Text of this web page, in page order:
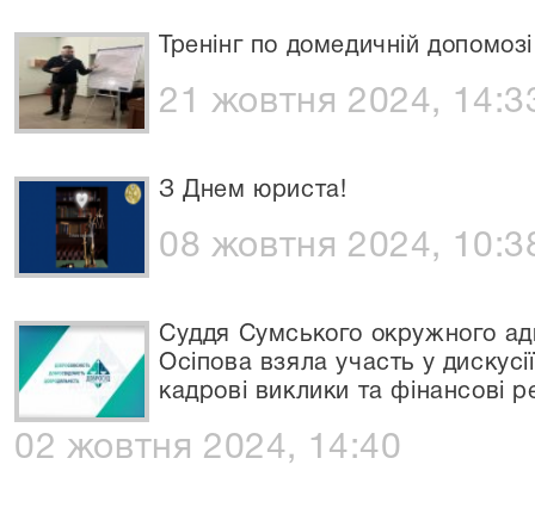
Тренінг по домедичній допомозі
21 жовтня 2024,
З Днем юриста!
08 жовтня 2024,
Суддя Сумського окружного
Осіпова взяла участь у
кадрові виклики та фінансові
02 жовтня 2024, 14:40